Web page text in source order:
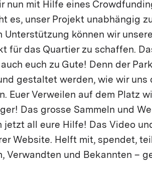
nun mit Hilfe eines
es, unser Projekt unabhängig
Unterstützung können wir
für das Quartier zu schaffen.
auch euch zu Gute! Denn der
gestaltet werden, wie wir uns
Euer Verweilen auf dem Platz
Das grosse Sammeln und
jetzt all eure Hilfe! Das Video
Website. Helft mit, spendet,
Verwandten und Bekannten –